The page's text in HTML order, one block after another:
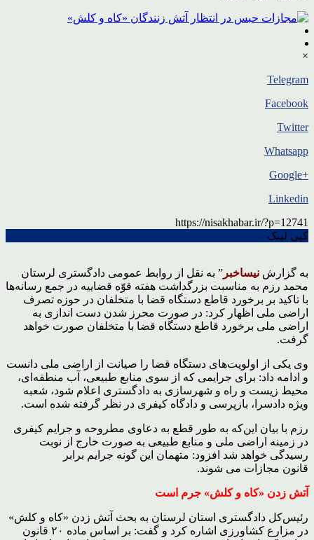
×
Telegram
Facebook
Twitter
Whatsapp
+Google
Linkedin
https://nisakhabar.ir/?p=12741
کپی لینک
به گزارش نیساخبر ” به نقل از روابط عمومی دادگستری لرستان
محمد رزم به مناسبت بزرگداشت هفته قوّه قضاییه در جمع رسانه‌ها
با تاکید بر برخورد قاطع دستگاه قضا با متخلفان در حوزه تصرف
اراضی ملی اظهار کرد: در صورت محرز شدن دست اندازی به
اراضی ملی برخورد قاطع دستگاه قضا با متخلفان صورت خواهد
گرفت.
وی یکی از اولویت‌های دستگاه قضا را صیانت از اراضی ملی دانست
و ادامه داد: برای جرایمی که از سوی منابع طبیعی، آب منطقه‌ای،
محیط زیست و راه و شهرسازی به دادگستری اعلام شود، شعبه
ویژه دادسرا، بازپرسی و دادگاه کیفری در نظر گرفته شده است.
رزم با بیان این‌که به طور قطع به دعاوی مطروحه و جرایم کیفری
در زمینه اراضی ملی و منابع طبیعی به صورت خارج از نوبت
رسیدگی خواهد شد افزود: متهمان این گونه جرایم برابر
قانون مجازات می شوند.
آتش زدن «کاه و کلش» جرم است
رئیس‌کل دادگستری استان لرستان به بحث آتش زدن «کاه و کلش»
در مزارع کشاورزی اشاره کرد و گفت: بر اساس ماده ۲۰ قانون